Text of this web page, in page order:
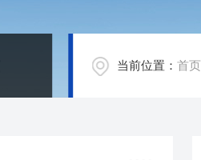
当前位置：首页